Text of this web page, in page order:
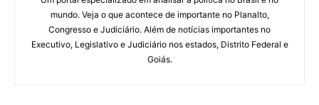
mundo. Veja o que acontece de importante no Planalto,
Congresso e Judiciário. Além de notícias importantes no
Executivo, Legislativo e Judiciário nos estados, Distrito Federal e
Goiás.